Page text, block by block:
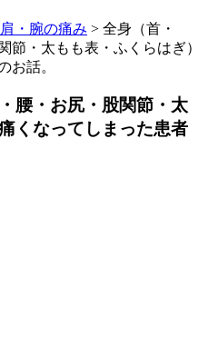
肩・腕の痛み > 全身（首・
節・太もも表・ふくらはぎ）
お話。
腰・お尻・股関節・太
くなってしまった患者